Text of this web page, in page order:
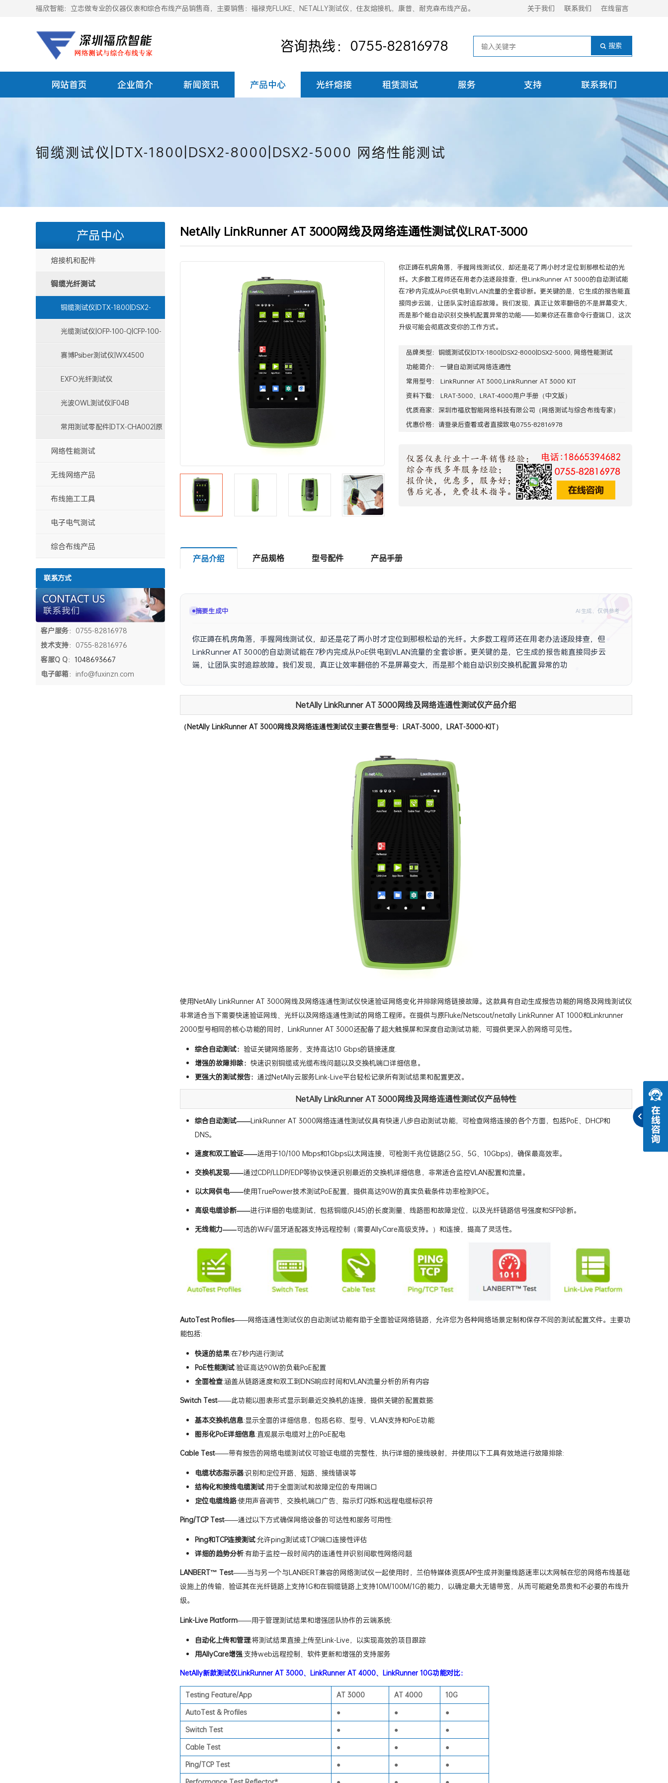
福欣智能：立志做专业的仪器仪表和综合布线产品销售商，主要销售：福禄克FLUKE、NETALLY测试仪，住友熔接机，康普、耐克森布线产品。 关于我们 联系我们 在线留言
咨询热线：0755-82816978
网站首页 企业简介 新闻资讯 产品中心 光纤熔接 租赁测试 服务 支持 联系我们
铜缆测试仪|DTX-1800|DSX2-8000|DSX2-5000 网络性能测试
当前位置 : 首页 > 产品中心 铜缆光纤测试 铜缆测试仪|DTX-1800|DSX2-8000|DSX2-5000
NetAlly LinkRunner AT 3000网线及网络连通性测试仪LRAT-3000
你正蹲在机房角落，手握网线测试仪，却还是花了两小时才定位到那根松动的光
纤。大多数工程师还在用老办法逐段排查，但LinkRunner AT 3000的自动测试能
在7秒内完成从PoE供电到VLAN流量的全套诊断。更关键的是，它生成的报告能直
接同步云端，让团队实时追踪故障。我们发现，真正让效率翻倍的不是屏幕变大，
而是那个能自动识别交换机配置异常的功能——如果你还在靠命令行查端口，这次
升级可能会彻底改变你的工作方式。
品牌类型： 铜缆测试仪|DTX-1800|DSX2-8000|DSX2-5000, 网络性能测试
功能简介： 一键自动测试网络连通性
常用型号： LinkRunner AT 3000,LinkRunner AT 3000 KIT
资料下载： LRAT-3000、LRAT-4000用户手册（中文版）
优质商家： 深圳市福欣智能网络科技有限公司 （网络测试与综合布线专家）
优惠价格：请登录后查看或者直接致电0755-82816978
产品介绍 产品规格 型号配件 产品手册
摘要生成中 AI生成，仅供参考
你正蹲在机房角落，手握网线测试仪，却还是花了两小时才定位到那根松动的光纤。大多数工程师还在用老办法逐段排查，但
LinkRunner AT 3000的自动测试能在7秒内完成从PoE供电到VLAN流量的全套诊断。更关键的是，它生成的报告能直接同步云
端，让团队实时追踪故障。我们发现，真正让效率翻倍的不是屏幕变大，而是那个能自动识别交换机配置异常的功能——如果你
NetAlly LinkRunner AT 3000网线及网络连通性测试仪产品介绍
使用NetAlly LinkRunner AT 3000网线及网络连通性测试仪快速验证网络变化并排除网络链接故障。这款具有自动生成报告功能的网络及网线测试仪
非常适合当下需要快速验证网线、光纤以及网络连通性测试的网络工程师。在提供与原Fluke/Netscout/netally LinkRunner AT 1000和Linkrunner
综合自动测试：验证关键网络服务，支持高达10 Gbps的链接速度.
增强的故障排除：快速识别铜缆或光缆布线问题以及交换机端口详细信息。
更强大的测试报告：通过NetAlly云服务Link-Live平台轻松记录所有测试结果和配置更改。
NetAlly LinkRunner AT 3000网线及网络连通性测试仪产品特性
综合自动测试——
AutoTest Profiles
快速的结果:在7秒内进行测试
PoE性能测试:验证高达90W的负载PoE配置
基本交换机信息:显示全面的详细信息，包括名称、型号、VLAN支持和PoE功能
电缆状态指示器:识别和定位开路、短路、接线错误等
结构化和接线电缆测试:用于全面测试和故障定位的专用端口
Ping和TCP连接测试:允许ping测试或TCP端口连接性评估
LANBERT™ Test——当与另一个与LANBERT兼容的网络测试仪一起使用时，兰伯特媒体资质APP生成并测量线路速率以太网帧在您的网络布线基础
设施上的传输，验证其在光纤链路上支持1G和在铜缆链路上支持10M/100M/1G的能力，以确定最大无错带宽，从而可能避免昂贵和不必要的布线升
自动化上传和管理:将测试结果直接上传至Link-Live，以实现高效的项目跟踪
NetAlly新款测试仪LinkRunner AT 3000、LinkRunner AT 4000、LinkRunner 10G功能对比：
Testing Feature/App AT 3000 AT 4000
10G
AutoTest & Profiles
● ●
●
Switch Test
● ●
●
Cable Test
● ●
●
Ping/TCP Test
● ● ●
产品中心
熔接机和配件
铜缆光纤测试
铜缆测试仪|DTX-1800|DSX2-
8000|DSX2-5000
光缆测试仪|OFP-100-Q|CFP-100-
赛博Psiber测试仪|WX4500
EXFO光纤测试仪
光波OWL测试仪|F04B
常用测试零配件|DTX-CHA002|原
装电池网络性能测试
无线网络产品
布线施工工具
电子电气测试
综合布线产品
联系方式
客户服务：0755-82816978
技术支持：0755-82816976
客服Q Q： 1048693667
电子邮箱：info@fuxinzn.com